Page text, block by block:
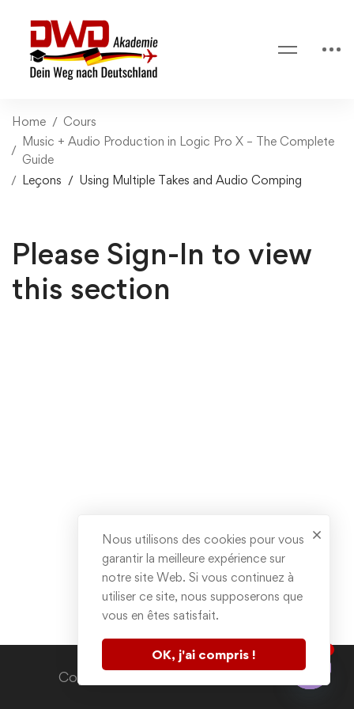
Home
Cours
Music + Audio Production in Logic Pro X – The Complete
Guide
Leçons
Using Multiple Takes and Audio Comping
Please Sign-In to view
this section
Copyright © 2020. All rights reserved.
Nous utilisons des cookies pour vous
garantir la meilleure expérience sur
notre site Web. Si vous continuez à
utiliser ce site, nous supposerons que
vous en êtes satisfait.
OK, j'ai compris !
Contactez nous